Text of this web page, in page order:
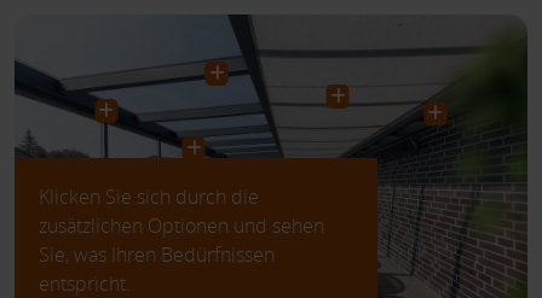
Klicken Sie sich durch die
zusätzlichen Optionen und sehen
Sie, was Ihren Bedürfnissen
entspricht.